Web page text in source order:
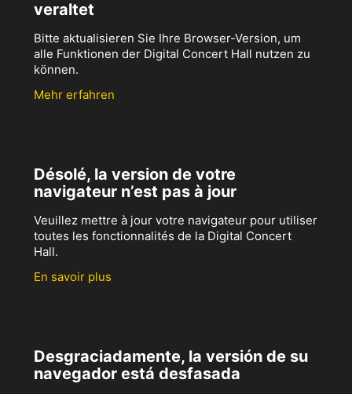
veraltet
Bitte aktualisieren Sie Ihre Browser-Version, um
alle Funktionen der Digital Concert Hall nutzen zu
können.
Mehr erfahren
Désolé, la version de votre
navigateur n’est pas à jour
Veuillez mettre à jour votre navigateur pour utiliser
toutes les fonctionnalités de la Digital Concert
Hall.
En savoir plus
Desgraciadamente, la versión de su
navegador está desfasada